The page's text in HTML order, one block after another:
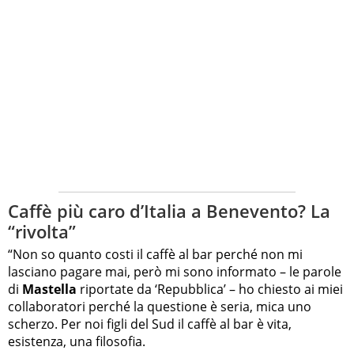
Caffè più caro d’Italia a Benevento? La
“rivolta”
“Non so quanto costi il caffè al bar perché non mi
lasciano pagare mai, però mi sono informato – le parole
di Mastella riportate da ‘Repubblica’ – ho chiesto ai miei
collaboratori perché la questione è seria, mica uno
scherzo. Per noi figli del Sud il caffè al bar è vita,
esistenza, una filosofia.